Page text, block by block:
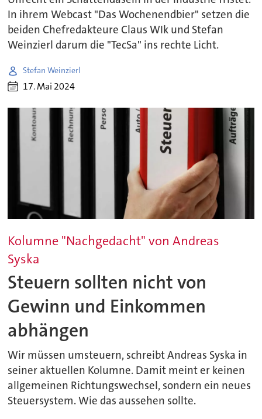
In ihrem Webcast "Das Wochenendbier" setzen die
beiden Chefredakteure Claus WIk und Stefan
Weinzierl darum die "TecSa" ins rechte Licht.
Stefan Weinzierl
17. Mai 2024
Kolumne "Nachgedacht" von Andreas
Syska
Steuern sollten nicht von
Gewinn und Einkommen
abhängen
Wir müssen umsteuern, schreibt Andreas Syska in
seiner aktuellen Kolumne. Damit meint er keinen
allgemeinen Richtungswechsel, sondern ein neues
Steuersystem. Wie das aussehen sollte.